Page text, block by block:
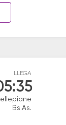
LLEGA
Bs.As.